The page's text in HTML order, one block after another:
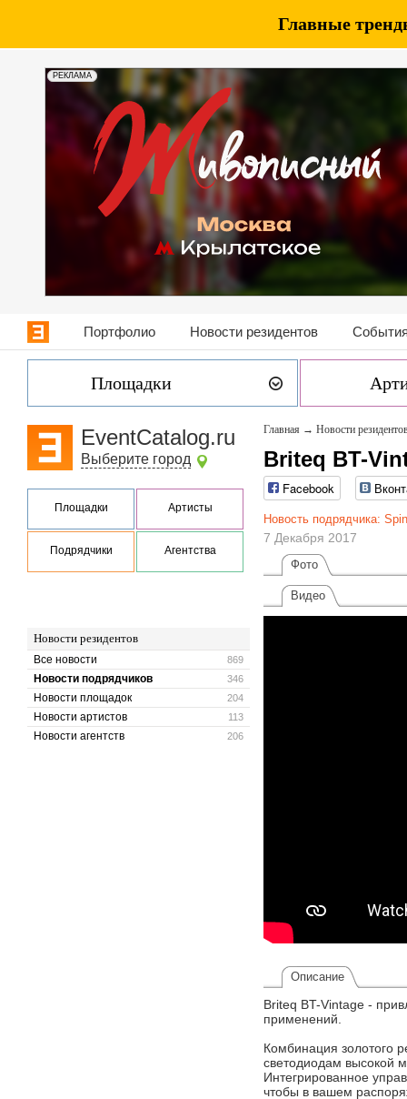
РЕКЛАМА
Главные
Портфолио Новости резидентов
Площадки
EventCatalog.ru
Выберите город
Площадки Артисты
Подрядчики Агентства
Новости резидентов
869
Все новости
346
Новости подрядчиков
204
Новости площадок
113
Новости артистов
206
Новости агентств
Главная → Новости
Briteq BT-
Facebook
Новость подрядчика:
7 Декабря 2017
Фото
Видео
Описание
Briteq BT-Vintage -
применений.
Комбинация золотого
светодиодам высокой
Интегрированное
чтобы в вашем